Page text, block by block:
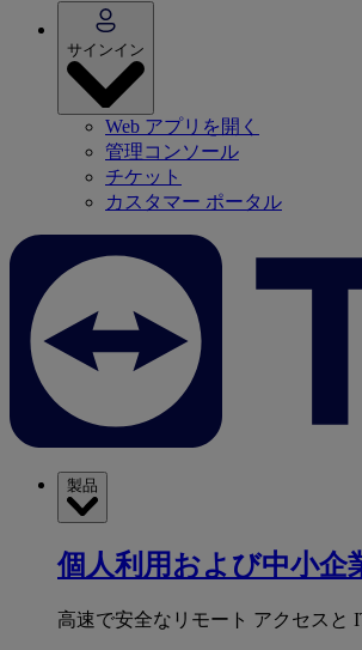
サインイン
Web アプリを開く
管理コンソール
チケット
カスタマー ポータル
製品
個人利用および中小企
高速で安全なリモート アクセスと